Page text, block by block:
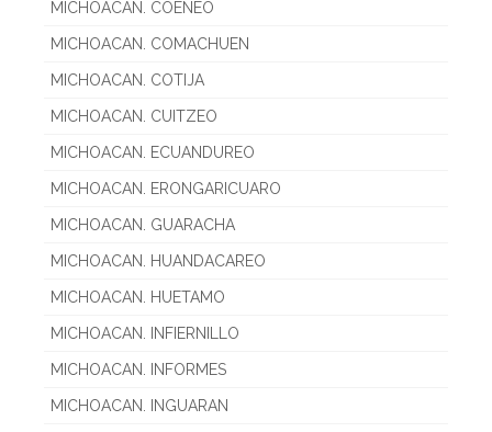
MICHOACAN. COENEO
MICHOACAN. COMACHUEN
MICHOACAN. COTIJA
MICHOACAN. CUITZEO
MICHOACAN. ECUANDUREO
MICHOACAN. ERONGARICUARO
MICHOACAN. GUARACHA
MICHOACAN. HUANDACAREO
MICHOACAN. HUETAMO
MICHOACAN. INFIERNILLO
MICHOACAN. INFORMES
MICHOACAN. INGUARAN